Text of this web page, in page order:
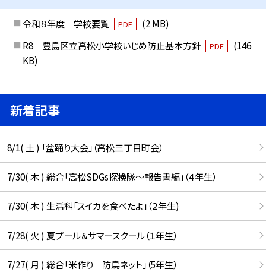
令和８年度 学校要覧 PDF
(2 MB)
R8 豊島区立高松小学校いじめ防止基本方針
PDF
(146
KB)
新着記事
8/1( 土 ) 「盆踊り大会」（高松三丁目町会）
7/30( 木 ) 総合「高松SDGs探検隊〜報告書編」（４年生）
7/30( 木 ) 生活科「スイカを食べたよ」（２年生)
7/28( 火 ) 夏プール＆サマースクール（１年生）
7/27( 月 ) 総合「米作り 防鳥ネット」（5年生）